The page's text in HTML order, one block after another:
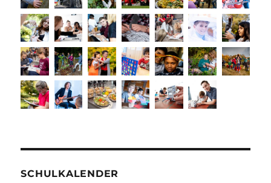
SCHULKALENDER